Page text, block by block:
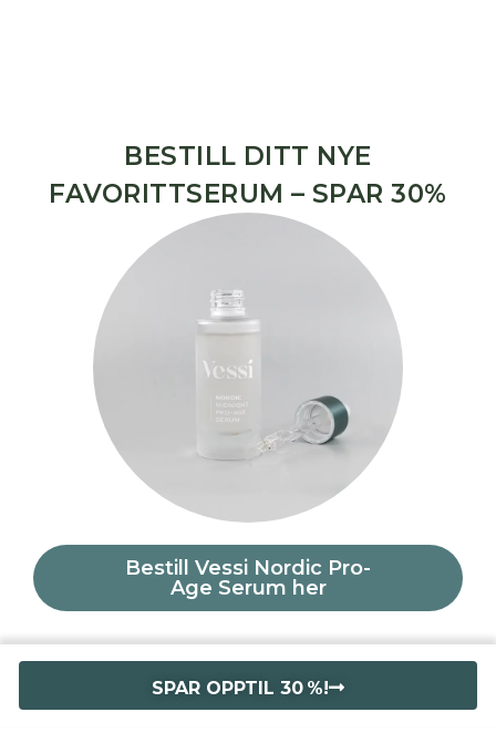
BESTILL DITT NYE
FAVORITTSERUM – SPAR 30%
Bestill Vessi Nordic Pro-
Age Serum her
SPAR OPPTIL 30 %!